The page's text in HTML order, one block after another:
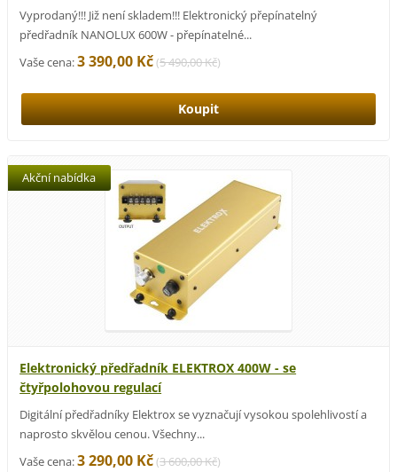
Vyprodaný!!! Již není skladem!!! Elektronický přepínatelný
předřadník NANOLUX 600W - přepínatelné...
Vaše cena:3 390,00 Kč(5 490,00 Kč)
Elektronický předřadník ELEKTROX 400W - se
čtyřpolohovou regulací
Akční nabídka
Digitální předřadníky Elektrox se vyznačují vysokou spolehlivostí a
naprosto skvělou cenou. Všechny...
Vaše cena:3 290,00 Kč(3 600,00 Kč)